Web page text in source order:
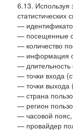
6.13. Используя
статистических
—
— посещенные
— количество
— информация
— длительность
— точки входа
— точки выхода
— страна
— регион
— часовой пояс,
— провайдер